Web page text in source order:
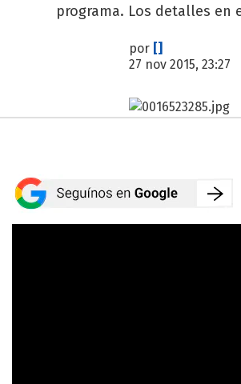
programa. Los detalles en
por []
27 nov 2015, 23:27